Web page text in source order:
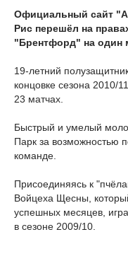
Официальный сайт
Рис перешёл на
"Брентфорд" на один
19-летний
концовке сезона 2010/
23 матчах.
Быстрый и умелый
Парк за возможностью
команде.
Присоединяясь к
Войцеха Щесны,
успешных месяцев,
в сезоне 2009/10.